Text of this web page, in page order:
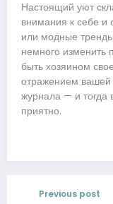
Настоящий уют
внимания к себе и
или модные тренды
немного изменить
быть хозяином
отражением вашей
журнала — и тогда
приятно.
Previous post